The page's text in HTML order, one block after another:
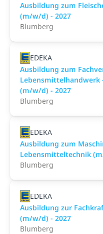
Ausbildung zum
(m/w/d) - 2027
Blumberg
EDEKA
Ausbildung zum
Lebensmittelhandwerk
(m/w/d) - 2027
Blumberg
EDEKA
Ausbildung zum
Lebensmitteltechnik
Blumberg
EDEKA
Ausbildung zur
(m/w/d) - 2027
Blumberg